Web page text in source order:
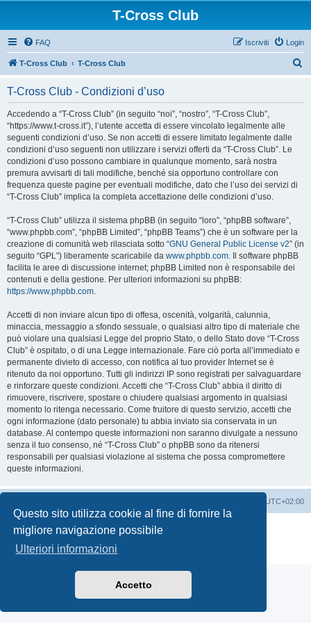
Questo sito utilizza cookie al fine di fornire la
migliore navigazione possibile
Ulteriori informazioni
Accetto
T-Cross Club
FAQ Login
Iscriviti
T-Cross Club T-Cross Club
T-Cross Club - Condizioni d’uso
Accedendo a “T-Cross Club” (in seguito “noi”, “nostro”, “T-Cross Club”,
“https://www.t-cross.it”), l’utente accetta di essere vincolato legalmente alle
seguenti condizioni d’uso. Se non accetti di essere limitato legalmente dalle
condizioni d’uso seguenti non utilizzare i servizi offerti da “T-Cross Club”. Le
condizioni d’uso possono cambiare in qualunque momento, sarà nostra
premura avvisarti di tali modifiche, benché sia opportuno controllare con
frequenza queste pagine per eventuali modifiche, dato che l’uso dei servizi di
“T-Cross Club” implica la completa accettazione delle condizioni d’uso.
“T-Cross Club” utilizza il sistema phpBB (in seguito “loro”, “phpBB software”,
“www.phpbb.com”, “phpBB Limited”, “phpBB Teams”) che è un software per la
creazione di comunità web rilasciata sotto “GNU General Public License v2” (in
seguito “GPL”) liberamente scaricabile da www.phpbb.com. Il software phpBB
facilita le aree di discussione internet; phpBB Limited non è responsabile dei
contenuti e della gestione. Per ulteriori informazioni su phpBB:
https://www.phpbb.com.
Accetti di non inviare alcun tipo di offesa, oscenità, volgarità, calunnia,
minaccia, messaggio a sfondo sessuale, o qualsiasi altro tipo di materiale che
può violare una qualsiasi Legge del proprio Stato, o dello Stato dove “T-Cross
Club” è ospitato, o di una Legge internazionale. Fare ciò porta all’immediato e
permanente divieto di accesso, con notifica al tuo provider Internet se è
ritenuto da noi opportuno. Tutti gli indirizzi IP sono registrati per salvaguardare
e rinforzare queste condizioni. Accetti che “T-Cross Club” abbia il diritto di
rimuovere, riscrivere, spostare o chiudere qualsiasi argomento in qualsiasi
momento lo ritenga necessario. Come fruitore di questo servizio, accetti che
ogni informazione (dato personale) tu abbia inviato sia conservata in un
database. Al contempo queste informazioni non saranno divulgate a nessuno
senza il tuo consenso, né “T-Cross Club” o phpBB sono da ritenersi
responsabili per qualsiasi violazione al sistema che possa compromettere
queste informazioni.
UTC+02:00
Creato da
® Forum Software © phpBB Limited
Traduzione Italiana